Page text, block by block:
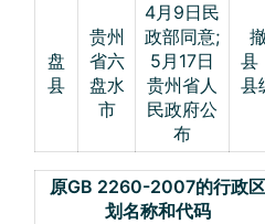
盘
县
贵州
省六
盘水
市
4月9日民
政部同意;
5月17日
贵州省人
民政府公
布
县
县
原GB 2260-2007的行政区
划名称和代码